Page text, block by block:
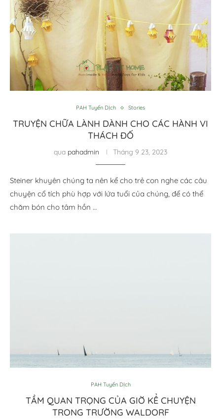
PAH Tuyển DỊch Stories
TRUYỆN CHỮA LÀNH DÀNH CHO CÁC HÀNH VI
THÁCH ĐỐ
qua pahadmin Tháng 9 23, 2023
Steiner khuyên chúng ta nên kể cho trẻ con nghe các câu
chuyện cổ tích phù hợp với lứa tuổi của chúng, để có thể
chăm bón cho tâm hồn …
PAH Tuyển DỊch
TẦM QUAN TRỌNG CỦA GIỜ KỂ CHUYỆN
TRONG TRƯỜNG WALDORF